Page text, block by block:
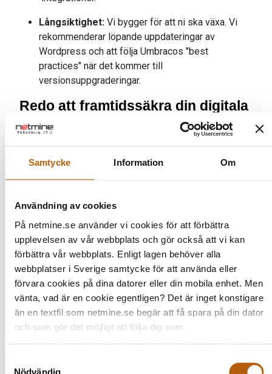
Samtycke Information Om
Användning av cookies
På netmine.se använder vi cookies för att förbättra
upplevelsen av vår webbplats och gör också att vi kan
förbättra vår webbplats. Enligt lagen behöver alla
webbplatser i Sverige samtycke för att använda eller
förvara cookies på dina datorer eller din mobila enhet. Men
vänta, vad är en cookie egentligen? Det är inget konstigare
än en textfil som netmine.se begär att få spara på din dator
och som gör det möjligt att följa dig som
syfte att optimera och förbättra webbplatsen. En del av
Långsiktighet: Vi bygger för att ni ska växa. Vi
rekommenderar löpande uppdateringar av
Wordpress och att följa Umbracos "best
practices" när det kommer till
versionsuppgraderingar.
Redo att framtidssäkra din digitala
närvaro?
bygga de stabila fundamenten, så att du kan fokusera
helt på din kärnverksamhet och din tillväxt. Hör av dig
samtal om era digitala utmaningar och titta på vilket
och säkraste sätt.
PRATA MED OSS